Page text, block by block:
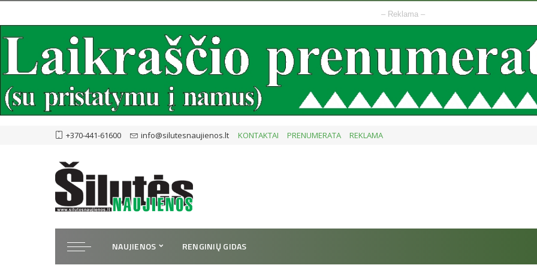
– Reklama –
+370-441-61600 info@silutesnaujienos.lt KONTAKTAI PRENUMERATA REKLAMA
NAUJIENOS RENGINIŲ GIDAS